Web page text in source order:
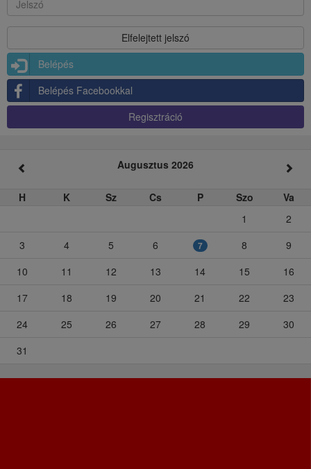
Belépés
Belépés Facebookkal
Regisztráció
Augusztus 2026
H K Sz Cs P Szo
Va
1
2
3
4 5 6 7 8
9
10
11 12 13 14 15
16
17
18 19 20 21 22
23
24
25 26 27 28 29
30
31